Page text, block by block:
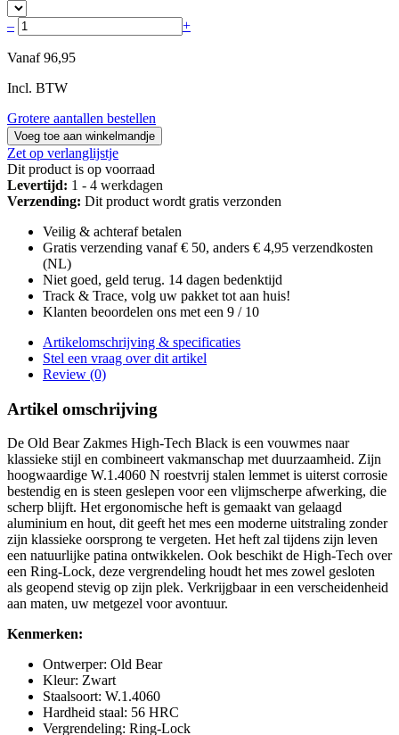
– +
Vanaf 96,95
Incl. BTW
Grotere aantallen bestellen
Voeg toe aan winkelmandje
Zet op verlanglijstje
Dit product is op voorraad
Levertijd: 1 - 4 werkdagen
Verzending: Dit product wordt gratis verzonden
Veilig & achteraf betalen
Gratis verzending vanaf € 50, anders € 4,95 verzendkosten
(NL)
Niet goed, geld terug. 14 dagen bedenktijd
Track & Trace, volg uw pakket tot aan huis!
Klanten beoordelen ons met een 9 / 10
Artikelomschrijving & specificaties
Stel een vraag over dit artikel
Review (0)
Artikel omschrijving
De Old Bear Zakmes High-Tech Black is een vouwmes naar
klassieke stijl en combineert vakmanschap met duurzaamheid. Zijn
hoogwaardige W.1.4060 N roestvrij stalen lemmet is uiterst corrosie
bestendig en is steen geslepen voor een vlijmscherpe afwerking, die
scherp blijft. Het ergonomische heft is gemaakt van gelaagd
aluminium en hout, dit geeft het mes een moderne uitstraling zonder
zijn klassieke oorsprong te vergeten. Het heft zal tijdens zijn leven
een natuurlijke patina ontwikkelen. Ook beschikt de High-Tech over
een Ring-Lock, deze vergrendeling houdt het mes zowel gesloten
als geopend stevig op zijn plek. Verkrijgbaar in een verscheidenheid
aan maten, uw metgezel voor avontuur.
Kenmerken:
Ontwerper: Old Bear
Kleur: Zwart
Staalsoort: W.1.4060
Hardheid staal: 56 HRC
Vergrendeling: Ring-Lock